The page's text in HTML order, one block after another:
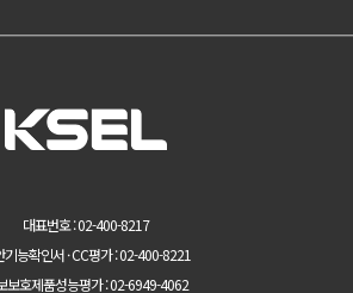
대표번호 : 02-400-8217
기능확인서 · CC평가 : 02-400-8221
보호제품성능평가 : 02-6949-4062